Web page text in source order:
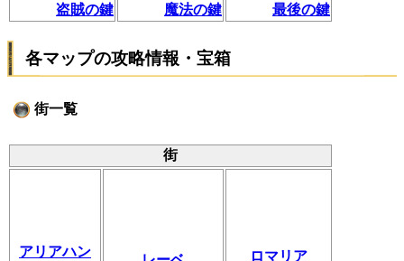
盗賊の鍵 魔法の鍵 最後の鍵
各マップの攻略情報・宝箱
街一覧
街
アリアハン ロマリア